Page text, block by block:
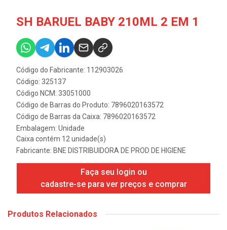
SH BARUEL BABY 210ML 2 EM 1
Código do Fabricante: 112903026
Código: 325137
Código NCM: 33051000
Código de Barras do Produto: 7896020163572
Código de Barras da Caixa: 7896020163572
Embalagem: Unidade
Caixa contém 12 unidade(s)
Fabricante: BNE DISTRIBUIDORA DE PROD DE HIGIENE
Faça seu login ou
cadastre-se para ver preços e comprar
Produtos Relacionados